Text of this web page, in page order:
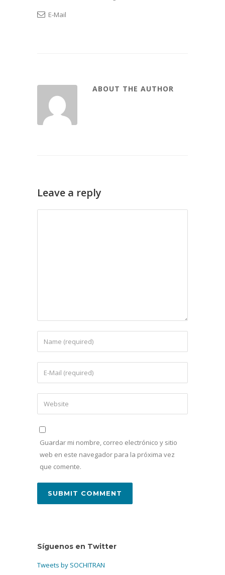
E-Mail
ABOUT THE AUTHOR
Leave a reply
Guardar mi nombre, correo electrónico y sitio
web en este navegador para la próxima vez
que comente.
Síguenos en Twitter
Tweets by SOCHITRAN